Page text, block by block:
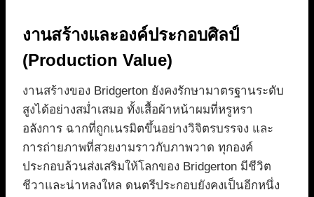
งานสร้างและองค์ประกอบศิลป์
(Production Value)
งานสร้างของ Bridgerton ยังคงรักษามาตรฐานระดับ
สูงได้อย่างสม่ำเสมอ ทั้งเสื้อผ้าหน้าผมที่หรูหรา
อลังการ ฉากที่ถูกเนรมิตขึ้นอย่างวิจิตรบรรจง และ
การถ่ายภาพที่สวยงามราวกับภาพวาด ทุกองค์
ประกอบล้วนส่งเสริมให้โลกของ Bridgerton มีชีวิต
ชีวาและน่าหลงใหล ดนตรีประกอบยังคงเป็นอีกหนึ่ง